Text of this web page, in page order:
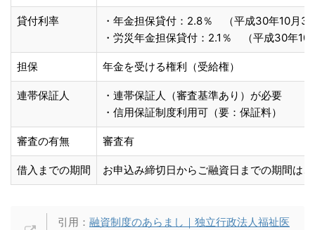
貸付利率
・年金担保貸付：2.8％ （平成30年10月3
・労災年金担保貸付：2.1％ （平成30年10
担保 年金を受ける権利（受給権）
連帯保証人
・連帯保証人（審査基準あり）が必要
・信用保証制度利用可（要：保証料）
審査の有無 審査有
借入までの期間 お申込み締切日からご融資日までの期間は
引用： 融資制度のあらまし｜独立行政法人福祉医